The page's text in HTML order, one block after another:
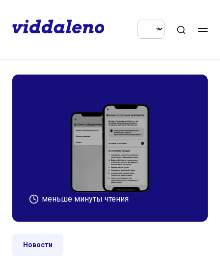
меньше минуты чтения
Новости